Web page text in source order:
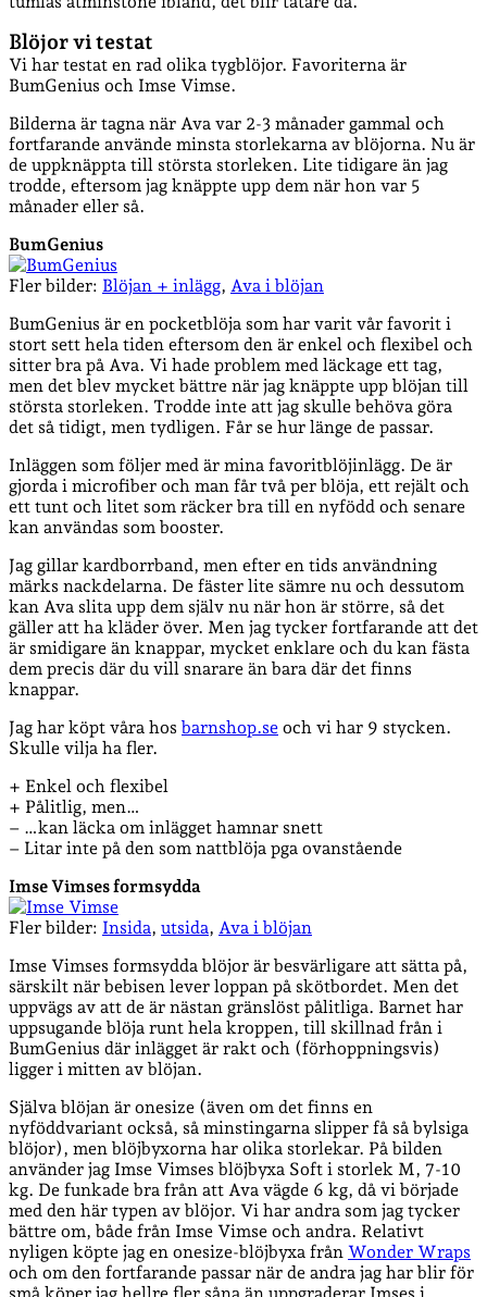
Blöjor vi testat
Vi har testat en rad olika tygblöjor. Favoriterna är
BumGenius och Imse Vimse.
Bilderna är tagna när Ava var 2-3 månader gammal och
fortfarande använde minsta storlekarna av blöjorna. Nu är
de uppknäppta till största storleken. Lite tidigare än jag
trodde, eftersom jag knäppte upp dem när hon var 5
månader eller så.
BumGenius
Fler bilder: Blöjan + inlägg, Ava i blöjan
BumGenius är en pocketblöja som har varit vår favorit i
stort sett hela tiden eftersom den är enkel och flexibel och
sitter bra på Ava. Vi hade problem med läckage ett tag,
men det blev mycket bättre när jag knäppte upp blöjan till
största storleken. Trodde inte att jag skulle behöva göra
det så tidigt, men tydligen. Får se hur länge de passar.
Inläggen som följer med är mina favoritblöjinlägg. De är
gjorda i microfiber och man får två per blöja, ett rejält och
ett tunt och litet som räcker bra till en nyfödd och senare
kan användas som booster.
Jag gillar kardborrband, men efter en tids användning
märks nackdelarna. De fäster lite sämre nu och dessutom
kan Ava slita upp dem själv nu när hon är större, så det
gäller att ha kläder över. Men jag tycker fortfarande att det
är smidigare än knappar, mycket enklare och du kan fästa
dem precis där du vill snarare än bara där det finns
knappar.
Jag har köpt våra hos barnshop.se och vi har 9 stycken.
Skulle vilja ha fler.
+ Enkel och flexibel
+ Pålitlig, men…
– …kan läcka om inlägget hamnar snett
– Litar inte på den som nattblöja pga ovanstående
Imse Vimses formsydda
Fler bilder: Insida, utsida, Ava i blöjan
Imse Vimses formsydda blöjor är besvärligare att sätta på,
särskilt när bebisen lever loppan på skötbordet. Men det
uppvägs av att de är nästan gränslöst pålitliga. Barnet har
uppsugande blöja runt hela kroppen, till skillnad från i
BumGenius där inlägget är rakt och (förhoppningsvis)
ligger i mitten av blöjan.
Själva blöjan är onesize (även om det finns en
nyföddvariant också, så minstingarna slipper få så bylsiga
blöjor), men blöjbyxorna har olika storlekar. På bilden
använder jag Imse Vimses blöjbyxa Soft i storlek M, 7-10
kg. De funkade bra från att Ava vägde 6 kg, då vi började
med den här typen av blöjor. Vi har andra som jag tycker
bättre om, både från Imse Vimse och andra. Relativt
nyligen köpte jag en onesize-blöjbyxa från Wonder Wraps
och om den fortfarande passar när de andra jag har blir för
små köper jag hellre fler såna än uppgraderar Imses i